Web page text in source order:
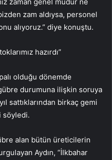
zam aldıysa, personel
alıyoruz.” diye konuştu.
hazırdı”
olduğu dönemde
durumuna ilişkin soruya
sattıklarından birkaç gemi
söyledi.
alan bütün üreticilerin
Aydın, “İlkbahar